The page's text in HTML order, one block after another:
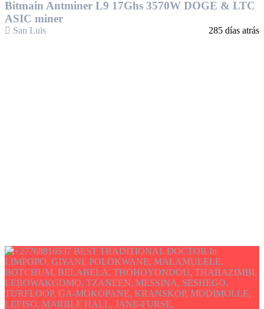
Bitmain Antminer L9 17Ghs 3570W DOGE & LTC
ASIC miner
San Luis 285 días atrás